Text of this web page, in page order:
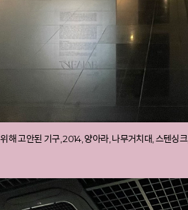
해 고안된 기구, 2014, 양아라, 나무거치대, 스텐싱